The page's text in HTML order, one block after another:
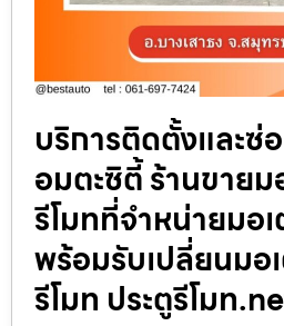
บริการติดตั้งและซ่
อมตะซิตี้ ร้านขายม
รีโมทที่จำหน่ายมอ
พร้อมรับเปลี่ยนมอ
รีโมท ประตูรีโมท